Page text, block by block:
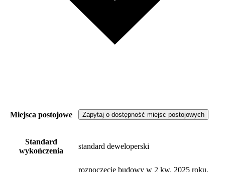
Miejsca postojowe Zapytaj o dostępność miejsc postojowych
Standard
wykończenia
standard deweloperski
rozpoczęcie budowy w 2 kw. 2025 roku,